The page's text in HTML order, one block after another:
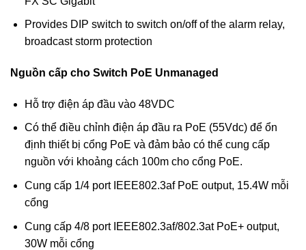
Provides DIP switch to switch on/off of the alarm relay,
broadcast storm protection
Nguồn cấp cho Switch PoE Unmanaged
Hỗ trợ điện áp đầu vào 48VDC
Có thể điều chỉnh điện áp đầu ra PoE (55Vdc) để ổn
định thiết bị cổng PoE và đảm bảo có thể cung cấp
nguồn với khoảng cách 100m cho cổng PoE.
Cung cấp 1/4 port IEEE802.3af PoE output, 15.4W mỗi
cổng
Cung cấp 4/8 port IEEE802.3af/802.3at PoE+ output,
30W mỗi cổng